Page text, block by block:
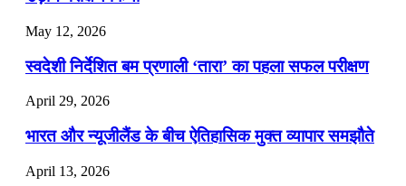
May 12, 2026
स्वदेशी निर्देशित बम प्रणाली ‘तारा’ का पहला सफल परीक्षण
April 29, 2026
भारत और न्यूजीलैंड के बीच ऐतिहासिक मुक्त व्यापार समझौते
April 13, 2026